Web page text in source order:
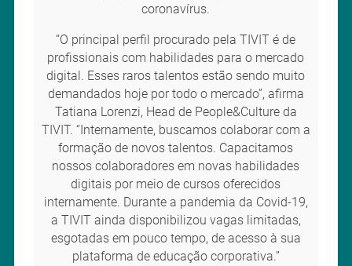
coronavírus.
“O principal perfil procurado pela TIVIT é de
profissionais com habilidades para o mercado
digital. Esses raros talentos estão sendo muito
demandados hoje por todo o mercado”, afirma
Tatiana Lorenzi, Head de People&Culture da
TIVIT. “Internamente, buscamos colaborar com a
formação de novos talentos. Capacitamos
nossos colaboradores em novas habilidades
digitais por meio de cursos oferecidos
internamente. Durante a pandemia da Covid-19,
a TIVIT ainda disponibilizou vagas limitadas,
esgotadas em pouco tempo, de acesso à sua
plataforma de educação corporativa.”